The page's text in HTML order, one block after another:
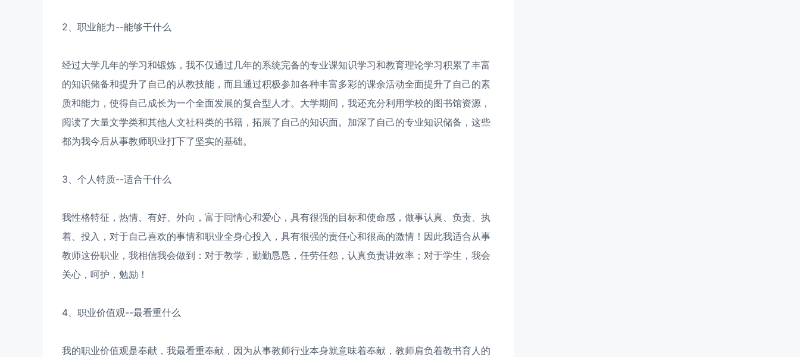
2、职业能力--能够干什么
经过大学几年的学习和锻炼，我不仅通过几年的系统完备的专业课知识学习和教育理论学习积累了丰富
的知识储备和提升了自己的从教技能，而且通过积极参加各种丰富多彩的课余活动全面提升了自己的素
质和能力，使得自己成长为一个全面发展的复合型人才。大学期间，我还充分利用学校的图书馆资源，
阅读了大量文学类和其他人文社科类的书籍，拓展了自己的知识面。加深了自己的专业知识储备，这些
都为我今后从事教师职业打下了坚实的基础。
3、个人特质--适合干什么
我性格特征，热情、有好、外向，富于同情心和爱心，具有很强的目标和使命感，做事认真、负责、执
着、投入，对于自己喜欢的事情和职业全身心投入，具有很强的责任心和很高的激情！因此我适合从事
教师这份职业，我相信我会做到：对于教学，勤勤恳恳，任劳任怨，认真负责讲效率；对于学生，我会
关心，呵护，勉励！
4、职业价值观--最看重什么
我的职业价值观是奉献，我最看重奉献，因为从事教师行业本身就意味着奉献，教师肩负着教书育人的